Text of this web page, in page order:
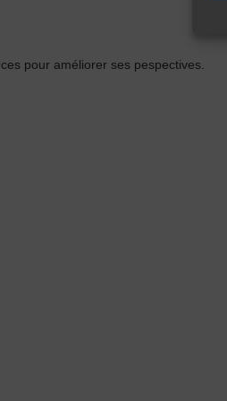
pour améliorer ses pespectives.